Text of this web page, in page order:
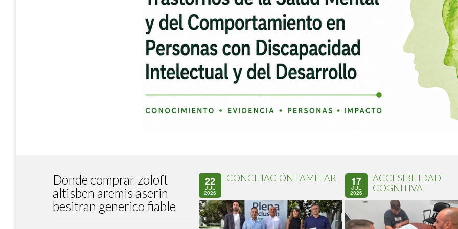
Donde comprar zoloft
altisben aremis aserin
besitran generico fiable
22
JUL
2026
CONCILIACIÓN FAMILIAR 17
JUL
2026
ACCESIBILIDAD
COGNITIVA